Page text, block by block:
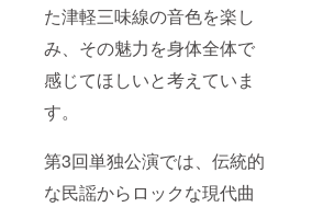
た津軽三味線の音色を楽し
み、その魅力を身体全体で
感じてほしいと考えていま
す。
第3回単独公演では、伝統的
な民謡からロックな現代曲